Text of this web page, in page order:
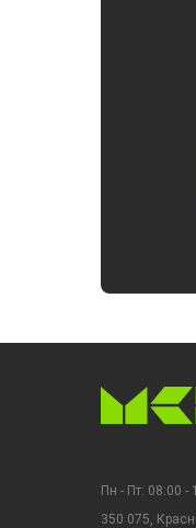
Пн - Пт: 08:00 -
350 075,